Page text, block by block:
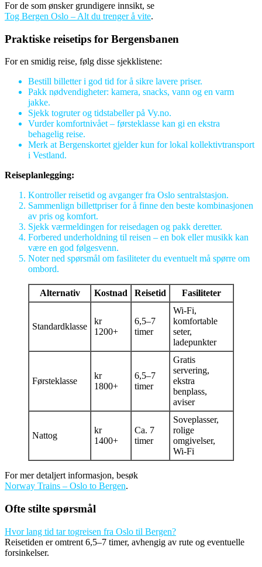
For de som ønsker grundigere innsikt, se
Tog Bergen Oslo – Alt du trenger å vite.
Praktiske reisetips for Bergensbanen
For en smidig reise, følg disse sjekklistene:
Bestill billetter i god tid for å sikre lavere priser.
Pakk nødvendigheter: kamera, snacks, vann og en varm
jakke.
Sjekk togruter og tidstabeller på Vy.no.
Vurder komfortnivået – førsteklasse kan gi en ekstra
behagelig reise.
Merk at Bergenskortet gjelder kun for lokal kollektivtransport
i Vestland.
Reiseplanlegging:
Kontroller reisetid og avganger fra Oslo sentralstasjon.
Sammenlign billettpriser for å finne den beste kombinasjonen
av pris og komfort.
Sjekk værmeldingen for reisedagen og pakk deretter.
Forbered underholdning til reisen – en bok eller musikk kan
være en god følgesvenn.
Noter ned spørsmål om fasiliteter du eventuelt må spørre om
ombord.
Alternativ Kostnad Reisetid Fasiliteter
Standardklasse
kr
1200+
6,5–7
timer
Wi-Fi,
komfortable
seter,
ladepunkter
Førsteklasse
kr
1800+
6,5–7
timer
Gratis
servering,
ekstra
benplass,
aviser
Nattog
kr
1400+
Ca. 7
timer
Soveplasser,
rolige
omgivelser,
Wi-Fi
For mer detaljert informasjon, besøk
Norway Trains – Oslo to Bergen.
Ofte stilte spørsmål
Hvor lang tid tar togreisen fra Oslo til Bergen?
Reisetiden er omtrent 6,5–7 timer, avhengig av rute og eventuelle
forsinkelser.